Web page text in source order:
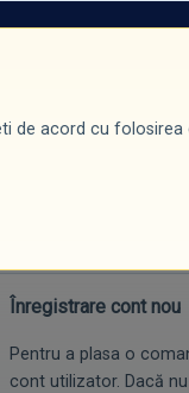
Înregistrare cont nou
Pentru a plasa o
cont utilizator. Dacă
de acord cu folosirea